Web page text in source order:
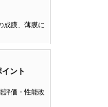
成膜、薄膜に
ポイント
評価・性能改